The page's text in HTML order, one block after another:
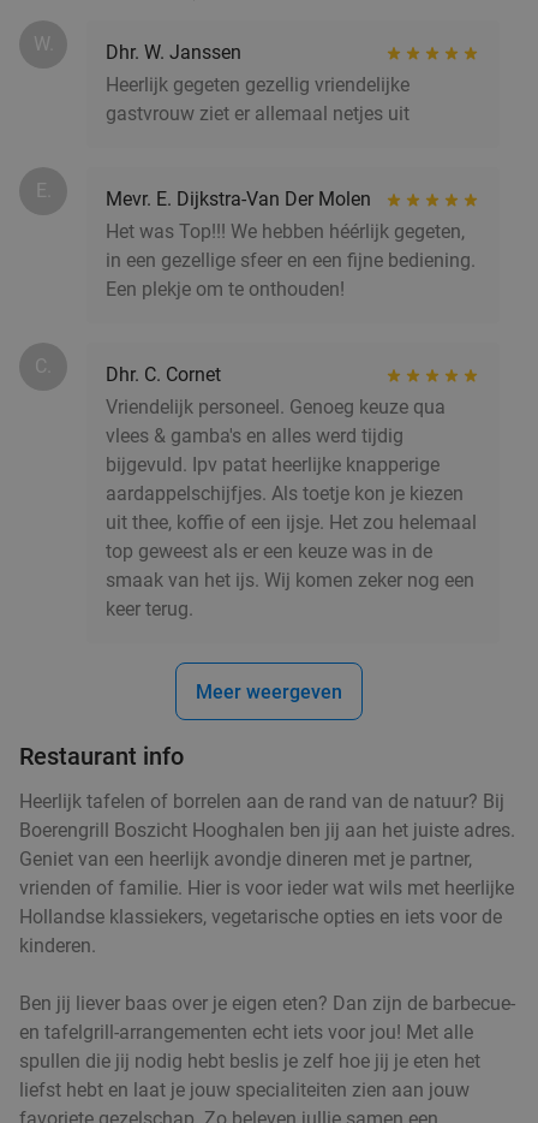
W.
Dhr. W. Janssen
Heerlijk gegeten gezellig vriendelijke
gastvrouw ziet er allemaal netjes uit
E.
Mevr. E. Dijkstra-Van Der Molen
Het was Top!!! We hebben héérlijk gegeten,
in een gezellige sfeer en een fijne bediening.
Een plekje om te onthouden!
C.
Dhr. C. Cornet
Vriendelijk personeel. Genoeg keuze qua
vlees & gamba's en alles werd tijdig
bijgevuld. Ipv patat heerlijke knapperige
aardappelschijfjes. Als toetje kon je kiezen
uit thee, koffie of een ijsje. Het zou helemaal
top geweest als er een keuze was in de
smaak van het ijs. Wij komen zeker nog een
keer terug.
Meer weergeven
Restaurant info
Heerlijk tafelen of borrelen aan de rand van de natuur? Bij
Boerengrill Boszicht Hooghalen ben jij aan het juiste adres.
Geniet van een heerlijk avondje dineren met je partner,
vrienden of familie. Hier is voor ieder wat wils met heerlijke
Hollandse klassiekers, vegetarische opties en iets voor de
kinderen.
Ben jij liever baas over je eigen eten? Dan zijn de barbecue-
en tafelgrill-arrangementen echt iets voor jou! Met alle
spullen die jij nodig hebt beslis je zelf hoe jij je eten het
liefst hebt en laat je jouw specialiteiten zien aan jouw
favoriete gezelschap. Zo beleven jullie samen een